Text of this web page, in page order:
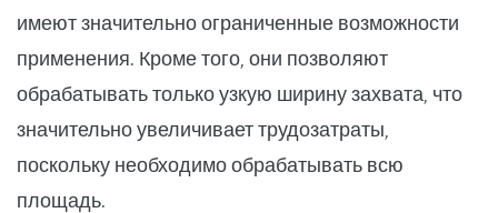
имеют значительно ограниченные возможности
применения. Кроме того, они позволяют
обрабатывать только узкую ширину захвата, что
значительно увеличивает трудозатраты,
поскольку необходимо обрабатывать всю
площадь.